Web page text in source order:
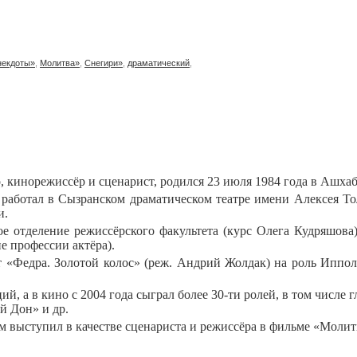
Молитва» Снегири» драматический
кинорежиссёр и сценарист, родился 23 июля 1984 года в
в Сызранском драматическом театре имени Алексея
режиссёрского факультета (курс Олега
профессии актёра).
«Федра. Золотой колос» (реж. Андрий Жолдак) на роль
а в кино с 2004 года сыграл более 30-ти ролей, в том
Дон» и др.
в качестве сценариста и режиссёра в фильме